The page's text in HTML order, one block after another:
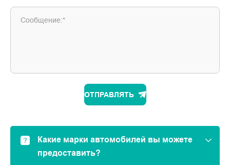
Сообщение:*
ОТПРАВЛЯТЬ
Какие марки автомобилей вы можете
предоставить?